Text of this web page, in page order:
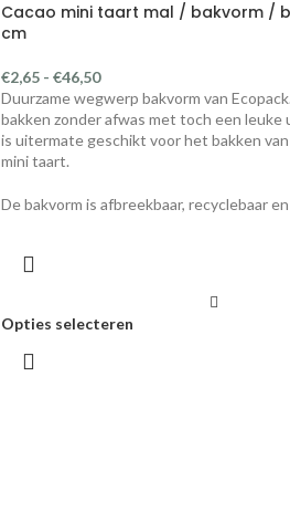
Cacao mini taart mal / bakvorm /
cm
€2,65 - €46,50
Duurzame wegwerp bakvorm van
bakken zonder afwas met toch een leuke
is uitermate geschikt voor het bakken
mini taart.
De bakvorm is afbreekbaar, recyclebaar
Opties selecteren